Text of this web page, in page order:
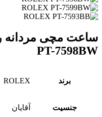
PT-7598BW
برند ROLEX
جنسیت آقایان